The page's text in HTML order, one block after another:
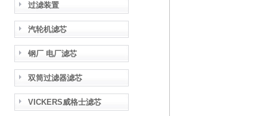
过滤装置
汽轮机滤芯
钢厂 电厂滤芯
双筒过滤器滤芯
VICKERS威格士滤芯